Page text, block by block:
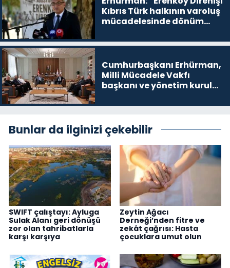
Kıbrıs Türk halkının varoluş
mücadelesinde dönüm
Cumhurbaşkanı Erhürman,
Milli Mücadele Vakfı
başkanı ve yönetim kurulu
Bunlar da ilginizi çekebilir
SWIFT çalıştayı: Ayluga
Sulak Alanı geri dönüşü
zor olan tahribatlarla
karşı karşıya
Zeytin Ağacı
Derneği’nden fitre ve
zekât çağrısı: Hasta
çocuklara umut olun